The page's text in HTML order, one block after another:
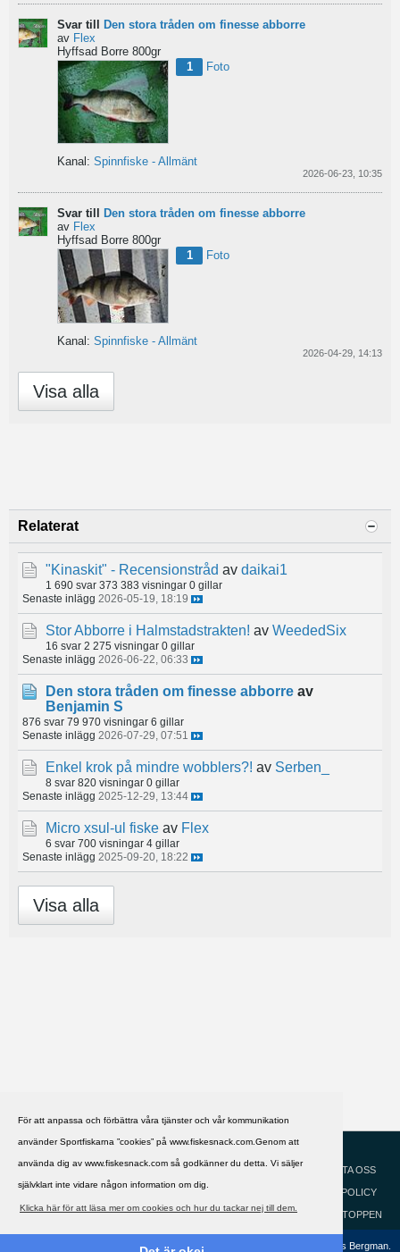
För att anpassa och förbättra våra tjänster och vår kommunikation
använder Sportfiskarna ”cookies” på www.fiskesnack.com.Genom att
använda dig av www.fiskesnack.com så godkänner du detta. Vi säljer
självklart inte vidare någon information om dig.
Klicka här för att läsa mer om cookies och hur du tackar nej till dem.
Svar till Den stora tråden om finesse abborre
av Flex
Hyffsad Borre 800gr
1
Foto
Kanal: Spinnfiske - Allmänt
2026-06-23, 10:35
Svar till
Den stora tråden om finesse abborre
av Flex
Hyffsad Borre 800gr
1
Foto
Kanal: Spinnfiske - Allmänt
2026-04-29, 14:13
Visa alla
Relaterat
"Kinaskit" - Recensionstråd av daikai1
1 690 svar 373 383 visningar 0 gillar
Senaste inlägg 2026-05-19, 18:19
Stor Abborre i Halmstadstrakten! av WeededSix
16 svar 2 275 visningar 0 gillar
Senaste inlägg 2026-06-22, 06:33
Den stora tråden om finesse abborre av
Benjamin S
876 svar 79 970 visningar 6 gillar
Senaste inlägg 2026-07-29, 07:51
Enkel krok på mindre wobblers?! av Serben_
8 svar 820 visningar 0 gillar
Senaste inlägg 2025-12-29, 13:44
Micro xsul-ul fiske av Flex
6 svar 700 visningar 4 gillar
Senaste inlägg 2025-09-20, 18:22
Visa alla
HJÄLP
KONTAKTA OSS
COOKIEPOLICY
GÅ TILL TOPPEN
Copyright ©2002 - 2021, FiskeSnack.com. Grundad 2002 av Anders Bergman.